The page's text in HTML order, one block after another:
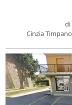
di
Cinzia Timpano